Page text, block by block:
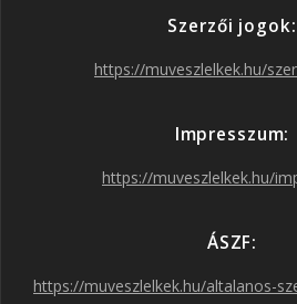
o r
a
Szerzői jogok:
https://muveszlelkek.hu/
Impresszum:
https://muveszlelkek.hu/
ÁSZF:
https://muveszlelkek.hu/altalanos-